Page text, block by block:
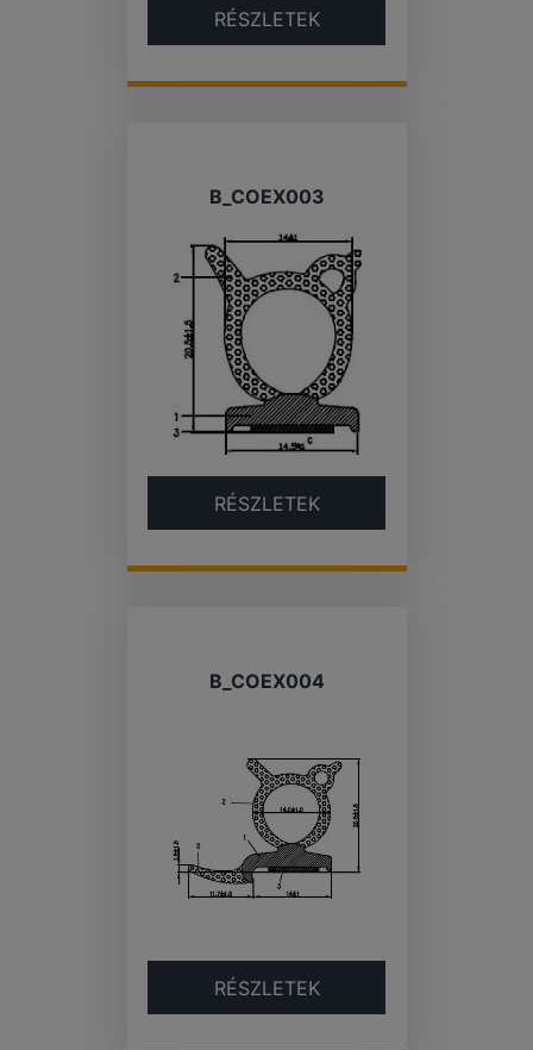
RÉSZLETEK
B_COEX003
RÉSZLETEK
B_COEX004
RÉSZLETEK